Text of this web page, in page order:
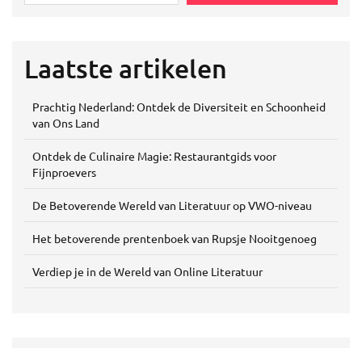
Laatste artikelen
Prachtig Nederland: Ontdek de Diversiteit en Schoonheid
van Ons Land
Ontdek de Culinaire Magie: Restaurantgids voor
Fijnproevers
De Betoverende Wereld van Literatuur op VWO-niveau
Het betoverende prentenboek van Rupsje Nooitgenoeg
Verdiep je in de Wereld van Online Literatuur